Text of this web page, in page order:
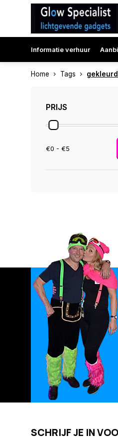
Informatie verhuur
Home Tags
PRIJS
€0 - €5
SCHRIJF JE IN